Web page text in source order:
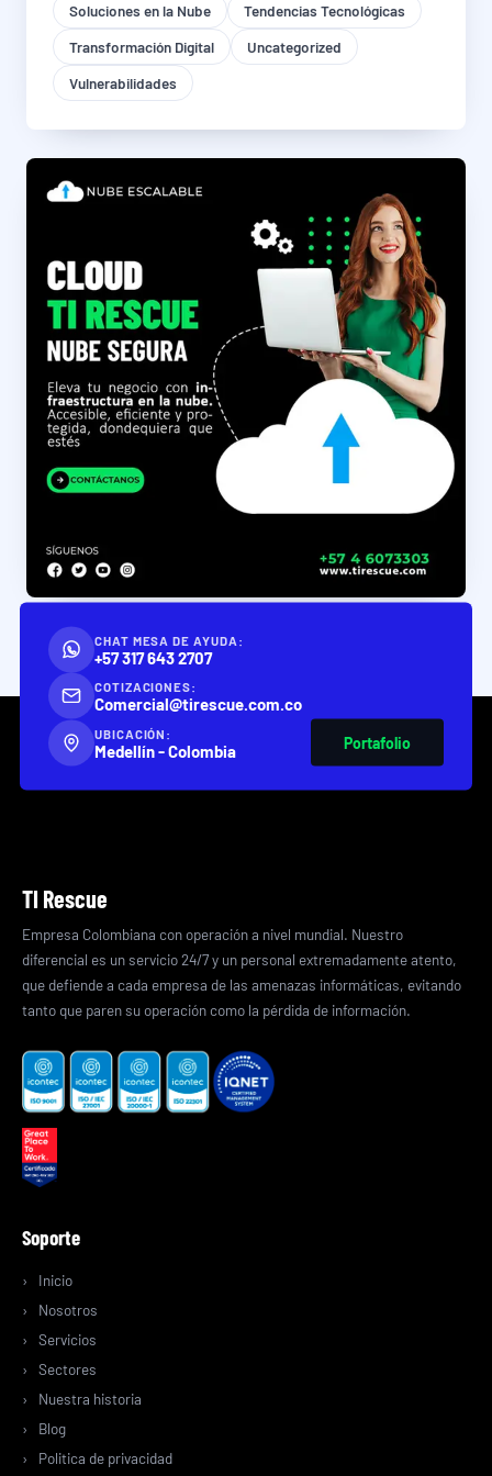
Soluciones en la Nube
Tendencias Tecnológicas
Transformación Digital
Uncategorized
Vulnerabilidades
CHAT MESA DE AYUDA:
+57 317 643 2707
COTIZACIONES:
Comercial@tirescue.com.co
UBICACIÓN:
Medellín - Colombia Portafolio
TI Rescue
Empresa Colombiana con operación a nivel mundial. Nuestro
diferencial es un servicio 24/7 y un personal extremadamente atento,
que defiende a cada empresa de las amenazas informáticas, evitando
tanto que paren su operación como la pérdida de información.
Soporte
Inicio
Nosotros
Servicios
Sectores
Nuestra historia
Blog
Politica de privacidad